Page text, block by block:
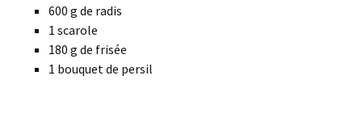
600 g de radis
1 scarole
180 g de frisée
1 bouquet de persil